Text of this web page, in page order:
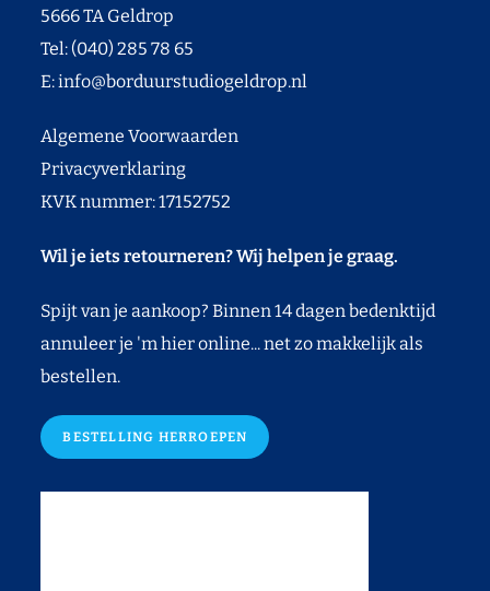
5666 TA Geldrop
Tel: (040) 285 78 65
E:info@borduurstudiogeldrop.nl
Algemene Voorwaarden
Privacyverklaring
KVK nummer: 17152752
Wil je iets retourneren? Wij helpen je graag.
Spijt van je aankoop? Binnen 14 dagen bedenktijd
annuleer je 'm hier online... net zo makkelijk als
bestellen.
BESTELLING HERROEPEN